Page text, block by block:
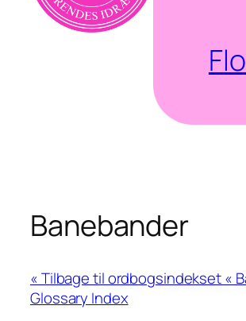
Banebander
«
Glossary Index